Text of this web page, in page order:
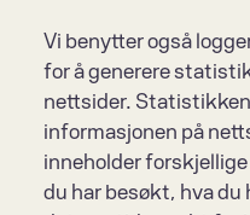
Vi benytter også
for å generere
nettsider.
informasjonen på
inneholder
du har besøkt, hva du